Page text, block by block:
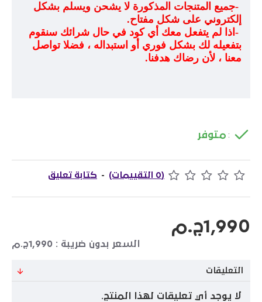
-جميع المتنجات المذكورة لا يشحن ويسلم بشكل
إلكتروني على شكل مفتاح.
- اذا لم يتفعل معك أي كود في حال شرائك سنقوم
بتفعيله لك بشكل فوري أو استبداله ، فضلا تواصل
معنا ، لأن رضاك هدفنا.
: متوفر
(0 التقييمات) - كتابة تعليق
1,990ج.م
السعر بدون ضريبة : 1,990ج.م
التعليقات
لا يوجد أي تعليقات لهذا المنتج.